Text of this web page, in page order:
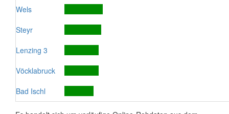
Wels
Steyr
Lenzing 3
Vöcklabruck
Bad Ischl